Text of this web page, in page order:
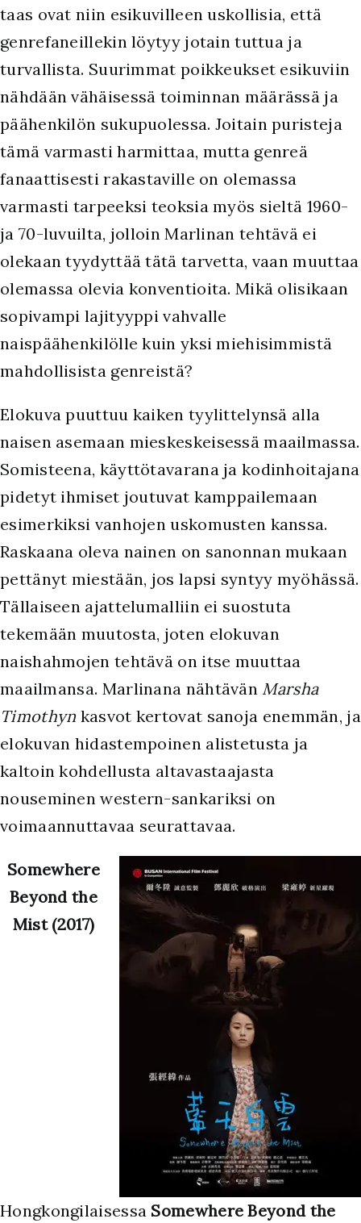
taas ovat niin esikuvilleen uskollisia, että
genrefaneillekin löytyy jotain tuttua ja
turvallista. Suurimmat poikkeukset esikuviin
nähdään vähäisessä toiminnan määrässä ja
päähenkilön sukupuolessa. Joitain puristeja
tämä varmasti harmittaa, mutta genreä
fanaattisesti rakastaville on olemassa
varmasti tarpeeksi teoksia myös sieltä 1960-
ja 70-luvuilta, jolloin Marlinan tehtävä ei
olekaan tyydyttää tätä tarvetta, vaan muuttaa
olemassa olevia konventioita. Mikä olisikaan
sopivampi lajityyppi vahvalle
naispäähenkilölle kuin yksi miehisimmistä
mahdollisista genreistä?
Elokuva puuttuu kaiken tyylittelynsä alla
naisen asemaan mieskeskeisessä maailmassa.
Somisteena, käyttötavarana ja kodinhoitajana
pidetyt ihmiset joutuvat kamppailemaan
esimerkiksi vanhojen uskomusten kanssa.
Raskaana oleva nainen on sanonnan mukaan
pettänyt miestään, jos lapsi syntyy myöhässä.
Tällaiseen ajattelumalliin ei suostuta
tekemään muutosta, joten elokuvan
naishahmojen tehtävä on itse muuttaa
maailmansa. Marlinana nähtävän Marsha
Timothyn kasvot kertovat sanoja enemmän, ja
elokuvan hidastempoinen alistetusta ja
kaltoin kohdellusta altavastaajasta
nouseminen western-sankariksi on
voimaannuttavaa seurattavaa.
Somewhere
Beyond the
Mist (2017)
Hongkongilaisessa Somewhere Beyond the